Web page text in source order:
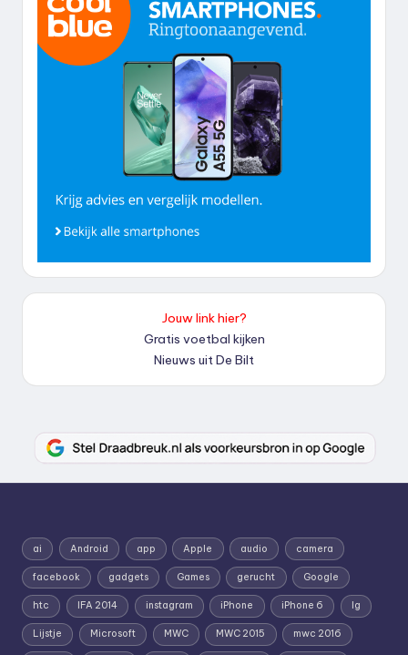
Jouw link hier?
Gratis voetbal kijken
Nieuws uit De Bilt
ai Android app Apple audio camera
facebook gadgets Games gerucht Google
htc IFA 2014 instagram iPhone iPhone 6 lg
Lijstje Microsoft MWC MWC 2015 mwc 2016